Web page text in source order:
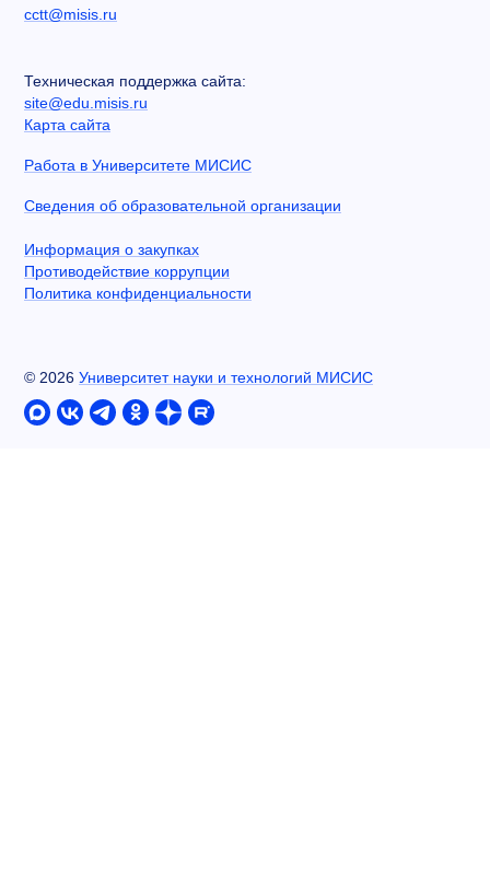
cctt@misis.ru
Техническая поддержка сайта:
site@edu.misis.ru
Карта сайта
Работа в Университете МИСИС
Сведения об образовательной организации
Информация о закупках
Противодействие коррупции
Политика конфиденциальности
© 2026 Университет науки и технологий МИСИС